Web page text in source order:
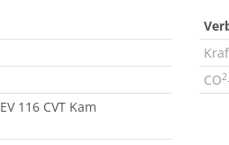
116 CVT Kam
CO2